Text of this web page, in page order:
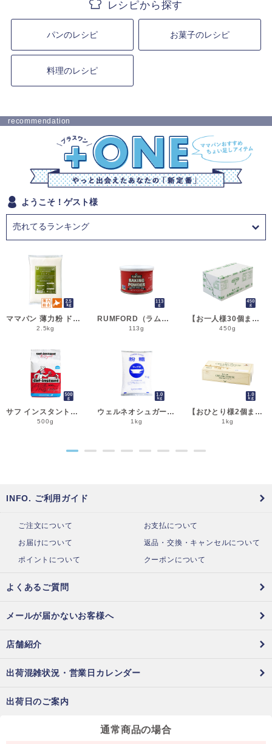
パンのレシピ お菓子のレシピ
料理のレシピ
recommendation
ようこそ！ゲスト様
ママパン 薄力粉 ドルチェ 2.5kg 菓子用小麦粉 北海道産 江別製粉 国産小麦粉_シフォンケーキ スポンジケーキ パウンドケーキ クッキー
2.5kg
サフ インスタント・ドライイースト赤 500g 乾燥酵母 低糖用 LESAFFRE ルサッフル__
500g
RUMFORD（ラムフォード） ベーキングパウダー 113g 膨脹剤 BP__
113g
ウェルネオシュガー 粉糖NZ-1S 1kg 粉砂糖__
1kg
【お一人様30個まで】よつ葉 無塩バター 450g 賞味期限2026年11月5日またはそれ以降 バター よつば 北海道 食塩不使用 __
450g
【おひとり様2個まで】よつ葉 北海道十勝クリームチーズ（B） 1kg チーズ よつば__
1kg
● ● ● ● ● ● ●
INFO. ご利用ガイド
ご注文について
お支払について
お届けについて
返品・交換・キャンセルについて
ポイントについて
クーポンについて
よくあるご質問
メールが届かないお客様へ
店舗紹介
出荷混雑状況・営業日カレンダー
出荷日のご案内
通常商品の場合